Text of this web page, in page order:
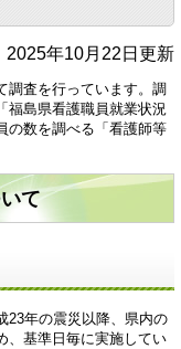
年10月22日更新
調査を行っています。調
福島県看護職員就業状況
の数を調べる「看護師等
て
23年の震災以降、県内の
、基準日毎に実施してい